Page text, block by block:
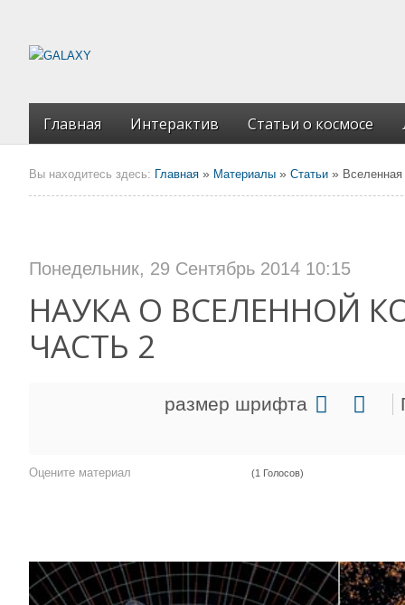
Главная Интерактив Статьи о космосе
Вы находитесь здесь: Главная » Материалы » Статьи »
Понедельник, 29 Сентябрь 2014 10:15
НАУКА О ВСЕЛЕННОЙ
ЧАСТЬ 2
размер шрифта
Оцените материал (1 Голосов)